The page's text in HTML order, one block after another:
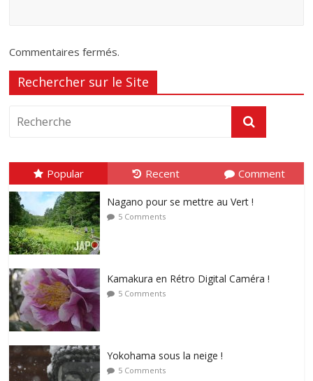
Commentaires fermés.
Rechercher sur le Site
Popular Recent Comment
Nagano pour se mettre au Vert !
5 Comments
Kamakura en Rétro Digital Caméra !
5 Comments
Yokohama sous la neige !
5 Comments